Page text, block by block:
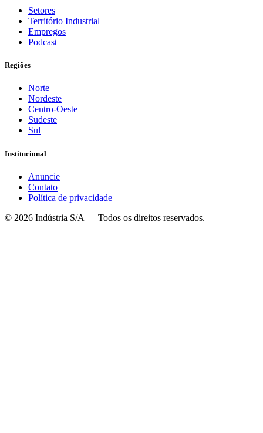
Setores
Território Industrial
Empregos
Podcast
Regiões
Norte
Nordeste
Centro-Oeste
Sudeste
Sul
Institucional
Anuncie
Contato
Política de privacidade
© 2026 Indústria S/A — Todos os direitos reservados.